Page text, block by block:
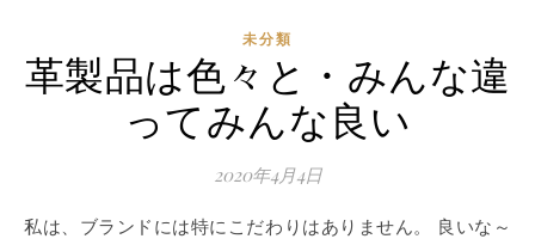
未分類
革製品は色々と・みんな違
ってみんな良い
2020年4月4日
私は、ブランドには特にこだわりはありません。 良いな～